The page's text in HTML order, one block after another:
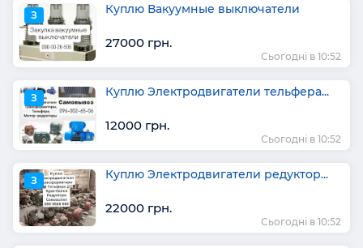
З Куплю Вакуумные выключатели
27000 грн.
Сьогодні в 10:52
З Куплю Электродвигатели тельфера...
12000 грн.
Сьогодні в 10:52
З Куплю Электродвигатели редуктор...
22000 грн.
Сьогодні в 10:52